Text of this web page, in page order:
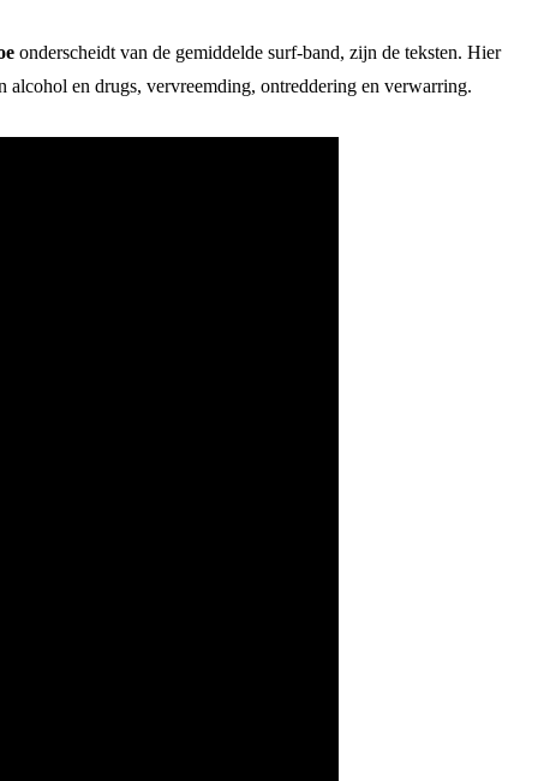
onderscheidt van de gemiddelde surf-band, zijn de teksten. Hier
alcohol en drugs, vervreemding, ontreddering en verwarring.